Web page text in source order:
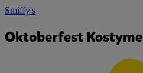
Smiffy's
Oktoberfest Kostyme